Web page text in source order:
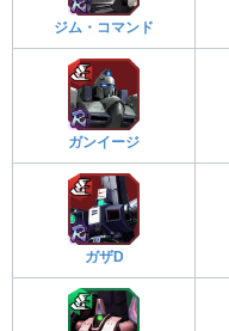
ジム・コマンド
ガンイージ
ガザD